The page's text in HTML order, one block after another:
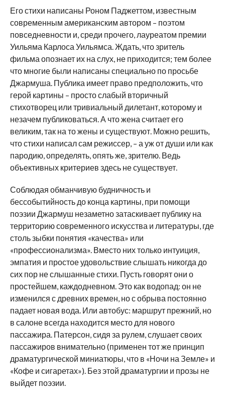
Его стихи написаны Роном Паджеттом, известным
современным американским автором – поэтом
повседневности и, среди прочего, лауреатом премии
Уильяма Карлоса Уильямса. Ждать, что зритель
фильма опознает их на слух, не приходится; тем более
что многие были написаны специально по просьбе
Джармуша. Публика имеет право предположить, что
герой картины – просто слабый вторичный
стихотворец или тривиальный дилетант, которому и
незачем публиковаться. А что жена считает его
великим, так на то жены и существуют. Можно решить,
что стихи написал сам режиссер, – а уж от души или как
пародию, определять, опять же, зрителю. Ведь
объективных критериев здесь не существует.
Соблюдая обманчивую будничность и
бессобытийность до конца картины, при помощи
поэзии Джармуш незаметно затаскивает публику на
территорию современного искусства и литературы, где
столь зыбки понятия «качества» или
«профессионализма». Вместо них только интуиция,
эмпатия и простое удовольствие слышать никогда до
сих пор не слышанные стихи. Пусть говорят они о
простейшем, каждодневном. Это как водопад: он не
изменился с древних времен, но с обрыва постоянно
падает новая вода. Или автобус: маршрут прежний, но
в салоне всегда находится место для нового
пассажира. Патерсон, сидя за рулем, слушает своих
пассажиров внимательно (применен тот же принцип
драматургической миниатюры, что в «Ночи на Земле» и
«Кофе и сигаретах»). Без этой драматургии и прозы не
выйдет поэзии.